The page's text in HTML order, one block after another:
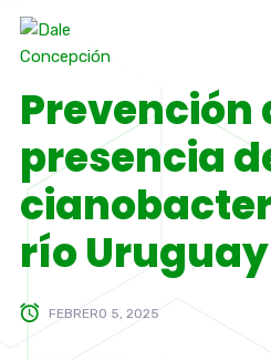
Prevención
presencia
río Uruguay
FEBRERO 5, 2025